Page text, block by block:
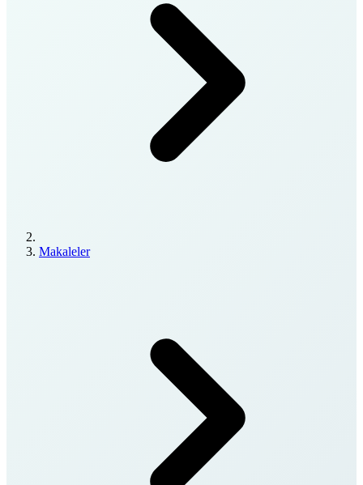
Makaleler